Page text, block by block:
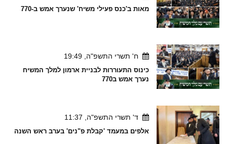
מאות ב'כנס פעילי משיח' שנערך אמש ב-770
ח' תשרי התשפ"ה, 19:49
כינוס התעוררות לבניית ארמון למלך המשיח
נערך אמש ב770
ד' תשרי התשפ"ה, 11:37
אלפים במעמד 'קבלת פ"נים' בערב ראש השנה